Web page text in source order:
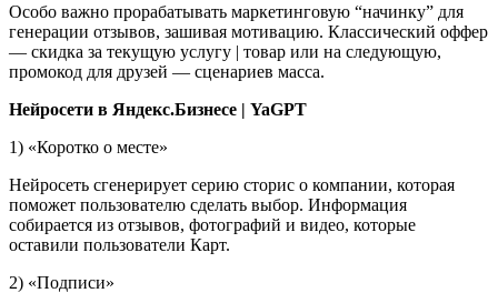
Особо важно прорабатывать маркетинговую “начинку” для
генерации отзывов, зашивая мотивацию. Классический оффер
— скидка за текущую услугу | товар или на следующую,
промокод для друзей — сценариев масса.
Нейросети в Яндекс.Бизнесе | YaGPT
1) «Коротко о месте»
Нейросеть сгенерирует серию сторис о компании, которая
поможет пользователю сделать выбор. Информация
собирается из отзывов, фотографий и видео, которые
оставили пользователи Карт.
2) «Подписи»